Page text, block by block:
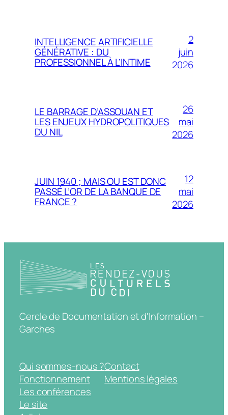
INTELLIGENCE ARTIFICIELLE
GÉNÉRATIVE : DU
PROFESSIONNEL À L’INTIME
2
juin
2026
LE BARRAGE D’ASSOUAN ET
LES ENJEUX HYDROPOLITIQUES
DU NIL
26
mai
2026
JUIN 1940 ; MAIS OU EST DONC
PASSÉ L’OR DE LA BANQUE DE
FRANCE ?
12
mai
2026
Cercle de Documentation et d'Information –
Garches
Qui sommes-nous ?
Fonctionnement
Les conférences
Le site
Contact
Mentions légales